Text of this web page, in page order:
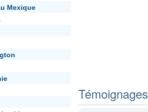
Mexique
Témoignages